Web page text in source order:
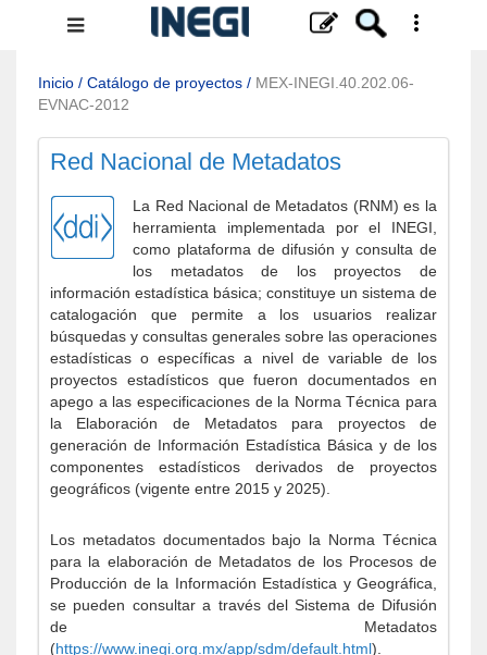
Menú
navegación
Inicio / Catálogo de proyectos / MEX-INEGI.40.202.06-
EVNAC-2012
Red Nacional de Metadatos
La Red Nacional de Metadatos (RNM) es la
herramienta implementada por el INEGI,
como plataforma de difusión y consulta de
los metadatos de los proyectos de
información estadística básica; constituye un sistema de
catalogación que permite a los usuarios realizar
búsquedas y consultas generales sobre las operaciones
estadísticas o específicas a nivel de variable de los
proyectos estadísticos que fueron documentados en
apego a las especificaciones de la Norma Técnica para
la Elaboración de Metadatos para proyectos de
generación de Información Estadística Básica y de los
componentes estadísticos derivados de proyectos
geográficos (vigente entre 2015 y 2025).
Los metadatos documentados bajo la Norma Técnica
para la elaboración de Metadatos de los Procesos de
Producción de la Información Estadística y Geográfica,
se pueden consultar a través del Sistema de Difusión
de Metadatos
(https://www.inegi.org.mx/app/sdm/default.html).